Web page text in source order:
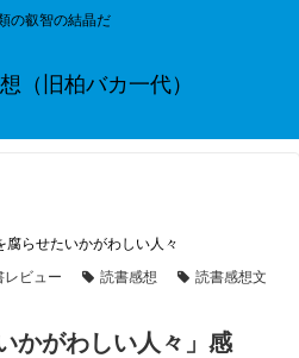
の叡智の結晶だ
（旧柏バカ一代）
腐らせたいかがわしい人々
レビュー 読書感想 読書感想文
かがわしい人々」感